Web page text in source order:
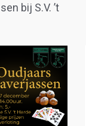
bij S.V. ’t